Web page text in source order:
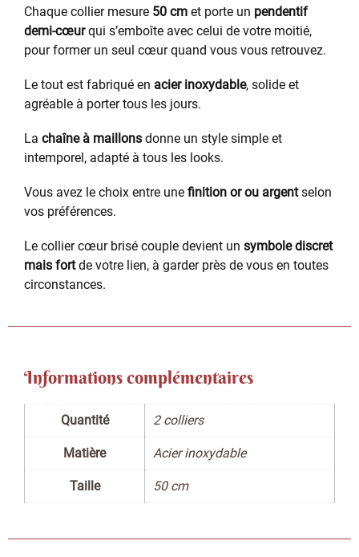
Chaque collier mesure 50 cm et porte un pendentif
demi-cœurqui s’emboîte avec celui de votre moitié,
pour former un seul cœur quand vous vous retrouvez.
Le tout est fabriqué en acier inoxydable, solide et
agréable à porter tous les jours.
La chaîne à maillons donne un style simple et
intemporel, adapté à tous les looks.
Vous avez le choix entre une finition or ou argentselon
vos préférences.
Le collier cœur brisé couple devient un symbole discret
mais fortde votre lien, à garder près de vous en toutes
circonstances.
Informations complémentaires
Quantité 2 colliers
Matière Acier inoxydable
Taille 50 cm